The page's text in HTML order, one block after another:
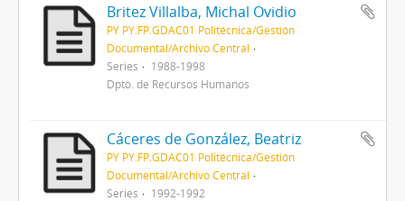
Britez Villalba, Michal Ovidio
PY PY.FP.GDAC01 Politécnica/Gestión
Documental/Archivo Central
Series
1988-1998
Dpto. de Recursos Humanos
Cáceres de González, Beatriz
PY PY.FP.GDAC01 Politécnica/Gestión
Documental/Archivo Central
Series
1992-1992